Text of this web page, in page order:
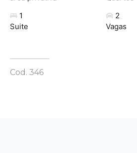
1
Suite
2
Vagas
Cod. 346